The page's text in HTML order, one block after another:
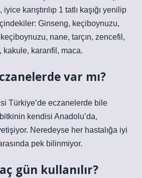
karıştırılıp 1 tatlı kaşığı yenilip
Ginseng, keçiboynuzu,
nane, tarçın, zencefil,
kakule, karanfil, maca.
var mı?
Türkiye’de eczanelerde bile
kendisi Anadolu’da,
Neredeyse her hastalığa iyi
pek bilinmiyor.
gün kullanılır?